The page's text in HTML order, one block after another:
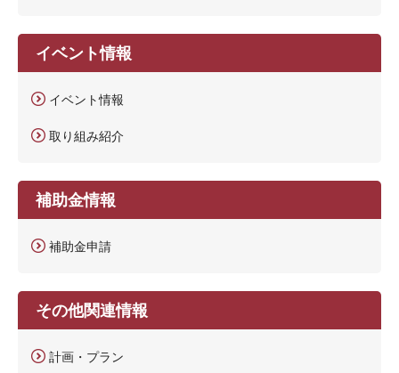
イベント情報
イベント情報
取り組み紹介
補助金情報
補助金申請
その他関連情報
計画・プラン